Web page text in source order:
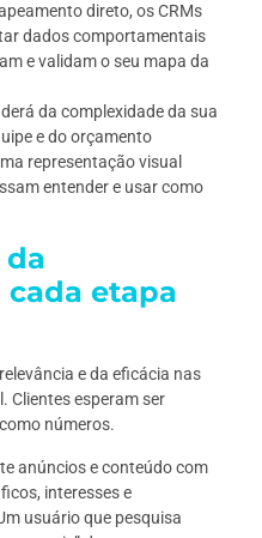
direto, os CRMs
dados comportamentais
e validam o seu mapa da
da complexidade da sua
e do orçamento
representação visual
entender e usar como
da
etapa
e da eficácia nas
Clientes esperam ser
números.
anúncios e conteúdo com
interesses e
usuário que pesquisa